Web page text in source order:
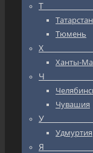
Татарстан
Тюмень
Ханты-
Чувашия
Удмуртия